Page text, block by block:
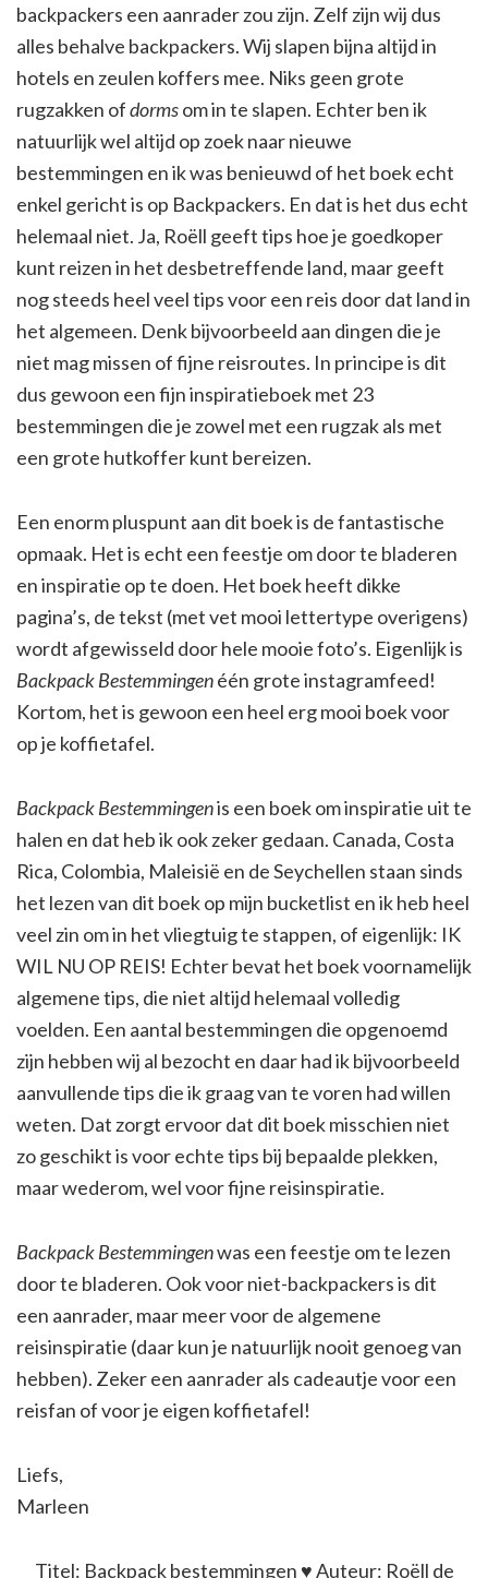
backpackers een aanrader zou zijn. Zelf zijn wij dus
alles behalve backpackers. Wij slapen bijna altijd in
hotels en zeulen koffers mee. Niks geen grote
rugzakken ofdormsom in te slapen. Echter ben ik
natuurlijk wel altijd op zoek naar nieuwe
bestemmingen en ik was benieuwd of het boek echt
enkel gericht is op Backpackers. En dat is het dus echt
helemaal niet. Ja, Roëll geeft tips hoe je goedkoper
kunt reizen in het desbetreffende land, maar geeft
nog steeds heel veel tips voor een reis door dat land in
het algemeen. Denk bijvoorbeeld aan dingen die je
niet mag missen of fijne reisroutes. In principe is dit
dus gewoon een fijn inspiratieboek met 23
bestemmingen die je zowel met een rugzak als met
een grote hutkoffer kunt bereizen.
Een enorm pluspunt aan dit boek is de fantastische
opmaak. Het is echt een feestje om door te bladeren
en inspiratie op te doen. Het boek heeft dikke
pagina’s, de tekst (met vet mooi lettertype overigens)
wordt afgewisseld door hele mooie foto’s. Eigenlijk is
Backpack Bestemmingenéén grote instagramfeed!
Kortom, het is gewoon een heel erg mooi boek voor
op je koffietafel.
Backpack Bestemmingenis een boek om inspiratie uit te
halen en dat heb ik ook zeker gedaan. Canada, Costa
Rica, Colombia, Maleisië en de Seychellen staan sinds
het lezen van dit boek op mijn bucketlist en ik heb heel
veel zin om in het vliegtuig te stappen, of eigenlijk: IK
WIL NU OP REIS! Echter bevat het boek voornamelijk
algemene tips, die niet altijd helemaal volledig
voelden. Een aantal bestemmingen die opgenoemd
zijn hebben wij al bezocht en daar had ik bijvoorbeeld
aanvullende tips die ik graag van te voren had willen
weten. Dat zorgt ervoor dat dit boek misschien niet
zo geschikt is voor echte tips bij bepaalde plekken,
maar wederom, wel voor fijne reisinspiratie.
Backpack Bestemmingenwas een feestje om te lezen
door te bladeren. Ook voor niet-backpackers is dit
een aanrader, maar meer voor de algemene
reisinspiratie (daar kun je natuurlijk nooit genoeg van
hebben). Zeker een aanrader als cadeautje voor een
reisfan of voor je eigen koffietafel!
Liefs,
Marleen
Titel: Backpack bestemmingen ♥ Auteur: Roëll de